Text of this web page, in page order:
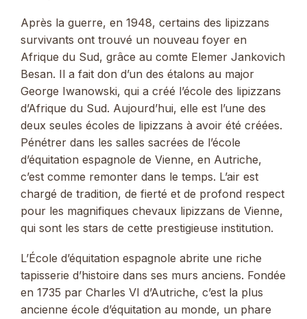
Après la guerre, en 1948, certains des lipizzans
survivants ont trouvé un nouveau foyer en
Afrique du Sud, grâce au comte Elemer Jankovich
Besan. Il a fait don d’un des étalons au major
George Iwanowski, qui a créé l’école des lipizzans
d’Afrique du Sud. Aujourd’hui, elle est l’une des
deux seules écoles de lipizzans à avoir été créées.
Pénétrer dans les salles sacrées de l’école
d’équitation espagnole de Vienne, en Autriche,
c’est comme remonter dans le temps. L’air est
chargé de tradition, de fierté et de profond respect
pour les magnifiques chevaux lipizzans de Vienne,
qui sont les stars de cette prestigieuse institution.
L’École d’équitation espagnole abrite une riche
tapisserie d’histoire dans ses murs anciens. Fondée
en 1735 par Charles VI d’Autriche, c’est la plus
ancienne école d’équitation au monde, un phare